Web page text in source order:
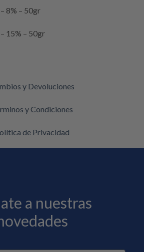
8% – 50gr
15% – 50gr
y Devoluciones
y Condiciones
de Privacidad
a nuestras